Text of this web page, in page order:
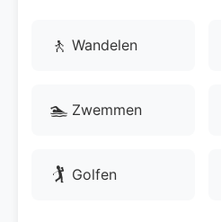
🚶 Wandelen
🏊 Zwemmen
🏌 Golfen